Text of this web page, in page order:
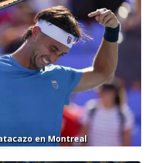
en Montreal